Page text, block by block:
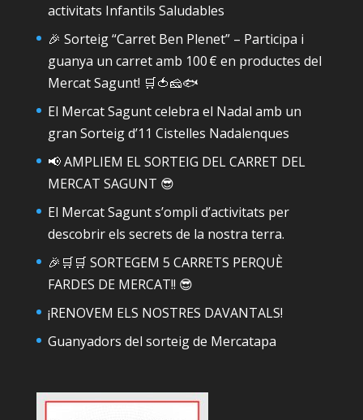
activitats Infantils Saludables
🎉 Sorteig “Carret Ben Plenet” – Participa i
guanya un carret amb 100 € en productes del
Mercat Sagunt! 🛒🍅🧀🐟
El Mercat Sagunt celebra el Nadal amb un
gran Sorteig d’11 Cistelles Nadalenques
📢 AMPLIEM EL SORTEIG DEL CARRET DEL
MERCAT SAGUNT 😎
El Mercat Sagunt s’ompli d’activitats per
descobrir els secrets de la nostra terra.
🎉🛒🛒 SORTEGEM 5 CARRETS PERQUÈ
FARDES DE MERCAT!! 😎
¡RENOVEM ELS NOSTRES DAVANTALS!
Guanyadors del sorteig de Mercatapa